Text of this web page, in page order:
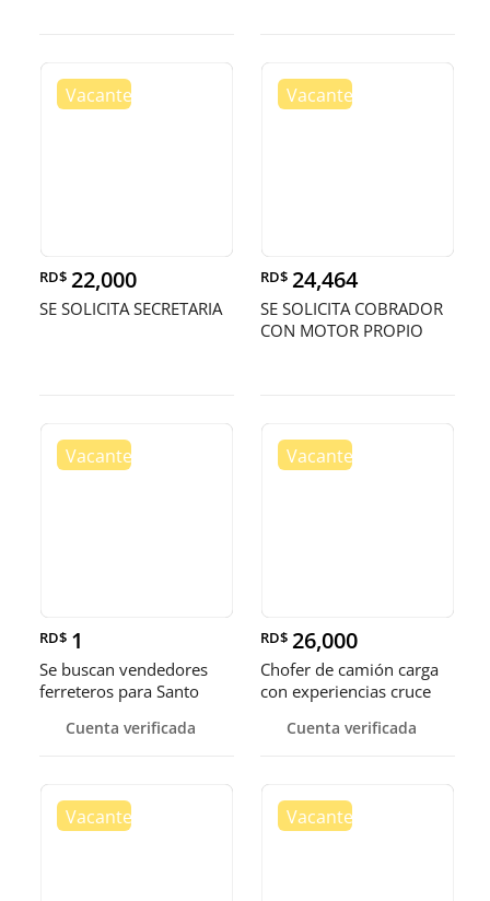
RD$ 22,000
SE SOLICITA SECRETARIA
RD$ 24,464
SE SOLICITA COBRADOR
CON MOTOR PROPIO
RD$ 1
Se buscan vendedores
ferreteros para Santo
Cuenta verificada
RD$ 26,000
Chofer de camión carga
con experiencias cruce
Cuenta verificada